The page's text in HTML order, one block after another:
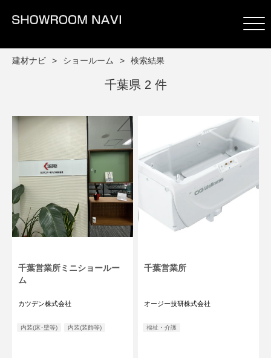
建材ナビ ショールーム 検索結果
千葉県 2 件
千葉営業所ミニショールー
ム
カツデン株式会社
内装(床･壁等) 内装(装飾等)
千葉営業所
オージー技研株式会社
福祉・介護